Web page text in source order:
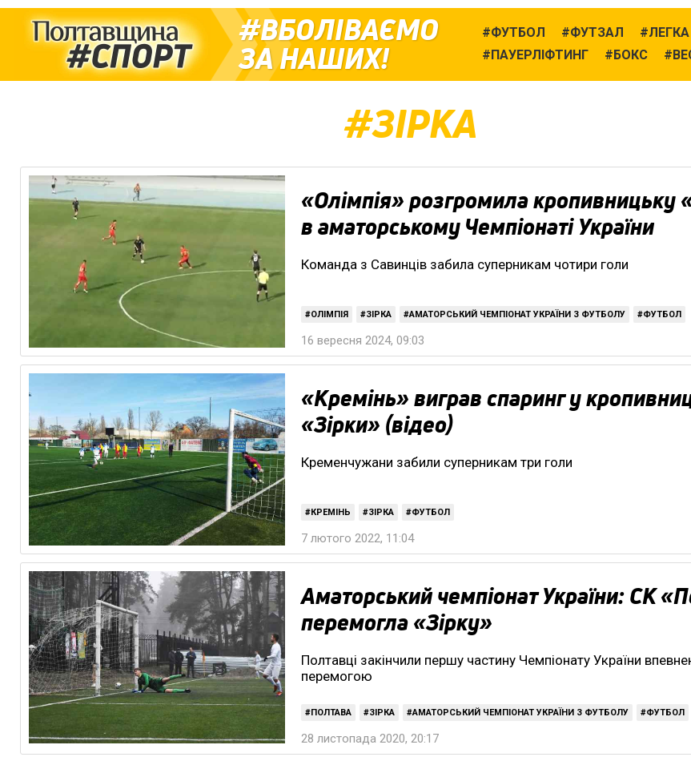
ВБОЛІВАЄМО
ЗА НАШИХ!
ФУТБОЛ ФУТЗАЛ
ПАУЕРЛІФТИНГ
БОКС
ЗІРКА
«Олімпія» розгромила кропивницьку
в аматорському Чемпіонаті України
Команда з Савинців забила суперникам чотири голи
ОЛІМПІЯ ЗІРКА АМАТОРСЬКИЙ ЧЕМПІОНАТ УКРАЇНИ З ФУТБОЛУ ФУТБОЛ
16 вересня 2024, 09:03
«Кремінь» виграв спаринг у
«Зірки» (відео)
Кременчужани забили суперникам три голи
КРЕМІНЬ ЗІРКА ФУТБОЛ
7 лютого 2022, 11:04
Аматорський чемпіонат України: СК
перемогла «Зірку»
Полтавці закінчили першу частину Чемпіонату України
перемогою
ПОЛТАВА ЗІРКА АМАТОРСЬКИЙ ЧЕМПІОНАТ УКРАЇНИ З ФУТБОЛУ ФУТБОЛ
28 листопада 2020, 20:17